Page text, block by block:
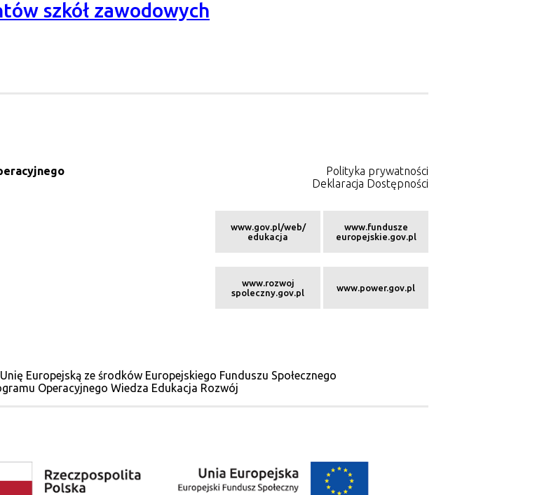
szkół zawodowych
Polityka prywatności
Deklaracja Dostępności
www.gov.pl/web/
edukacja
www.fundusze
europejskie.gov.pl
www.rozwoj
spoleczny.gov.pl
www.power.gov.pl
Europejską ze środków Europejskiego Funduszu Społecznego
Operacyjnego Wiedza Edukacja Rozwój